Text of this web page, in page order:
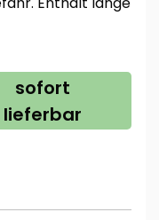
sofort
lieferbar